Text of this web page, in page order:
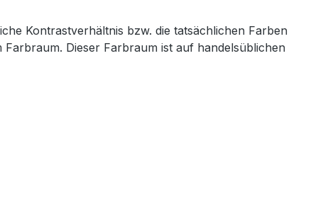
Kontrastverhältnis bzw. die tatsächlichen Farben
Dieser Farbraum ist auf handelsüblichen